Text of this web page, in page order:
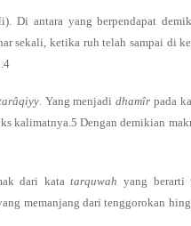
Di antara yang berpendapat
sekali, ketika ruh telah sampai di
. Yang menjadidhamîr pada
kalimatnya.5 Dengan demikian
dari katatarquwah yang berarti
memanjang dari tenggorokan